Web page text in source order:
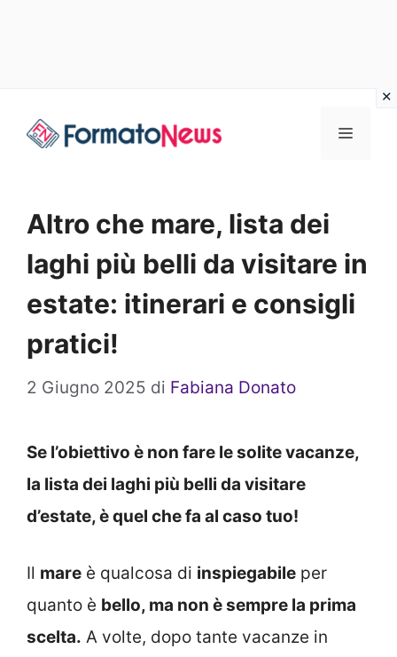
Menu
Altro che mare, lista dei
laghi più belli da visitare in
estate: itinerari e consigli
pratici!
2 Giugno 2025 di Fabiana Donato
Se l’obiettivo è non fare le solite vacanze,
la lista dei laghi più belli da visitare
d’estate, è quel che fa al caso tuo!
Il mare è qualcosa di inspiegabile per
quanto è bello, ma non è sempre la prima
scelta. A volte, dopo tante vacanze in